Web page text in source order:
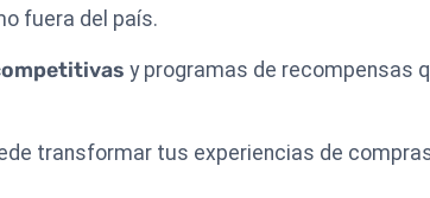
fuera del país.
y programas de recompensas
transformar tus experiencias de